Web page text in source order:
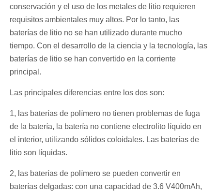
conservación y el uso de los metales de litio requieren
requisitos ambientales muy altos. Por lo tanto, las
baterías de litio no se han utilizado durante mucho
tiempo. Con el desarrollo de la ciencia y la tecnología, las
baterías de litio se han convertido en la corriente
principal.
Las principales diferencias entre los dos son:
1, las baterías de polímero no tienen problemas de fuga
de la batería, la batería no contiene electrolito líquido en
el interior, utilizando sólidos coloidales. Las baterías de
litio son líquidas.
2, las baterías de polímero se pueden convertir en
baterías delgadas: con una capacidad de 3.6 V400mAh,